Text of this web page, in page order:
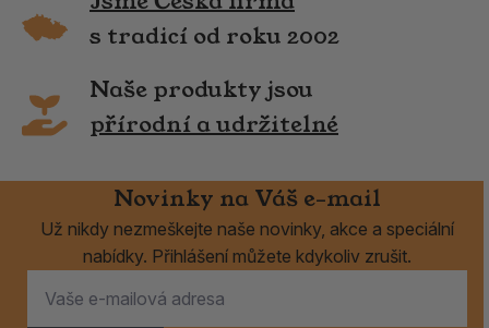
s tradicí od roku 2002
Naše produkty jsou
přírodní a udržitelné
Novinky na Váš e-mail
Už nikdy nezmeškejte naše novinky, akce a speciální
nabídky. Přihlášení můžete kdykoliv zrušit.